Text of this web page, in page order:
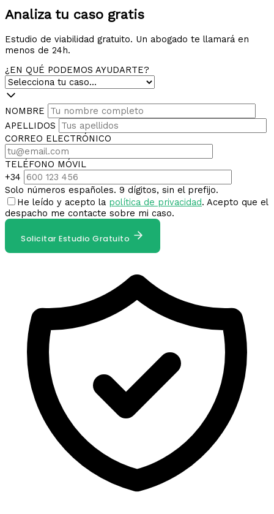
Analiza tu caso gratis
Estudio de viabilidad gratuito. Un abogado te llamará en
menos de 24h.
¿EN QUÉ PODEMOS AYUDARTE?
NOMBRE
APELLIDOS
CORREO ELECTRÓNICO
TELÉFONO MÓVIL
+34
Solo números españoles. 9 dígitos, sin el prefijo.
He leído y acepto la política de privacidad. Acepto que el
despacho me contacte sobre mi caso.
Solicitar Estudio Gratuito